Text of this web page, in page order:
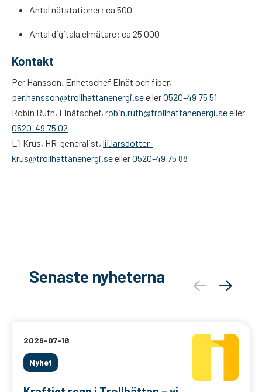
Antal nätstationer: ca 500
Antal digitala elmätare: ca 25 000
Kontakt
Per Hansson, Enhetschef Elnät och fiber,
per.hansson@trollhattanenergi.seeller0520-49 75 51
Robin Ruth, Elnätschef, robin.ruth@trollhattanenergi.seeller
0520-49 75 02
Lil Krus, HR-generalist, lil.larsdotter-
krus@trollhattanenergi.seeller0520-49 75 88
Senaste nyheterna
2026-07-18
Nyhet